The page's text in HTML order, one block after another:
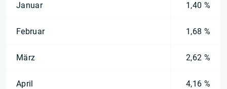
Januar 1,40 %
Februar 1,68 %
März 2,62 %
April 4,16 %